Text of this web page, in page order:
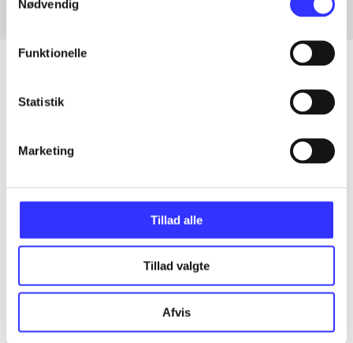
Nødvendig
Funktionelle
Statistik
Marketing
Tillad alle
Tillad valgte
Afvis
...
...